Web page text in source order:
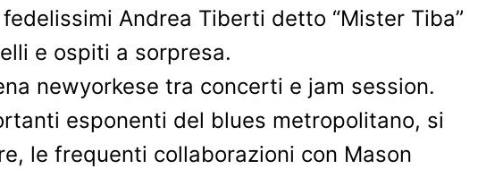
Andrea Tiberti detto “Mister Tiba”
e ospiti a sorpresa.
newyorkese tra concerti e jam session.
esponenti del blues metropolitano, si
le frequenti collaborazioni con Mason